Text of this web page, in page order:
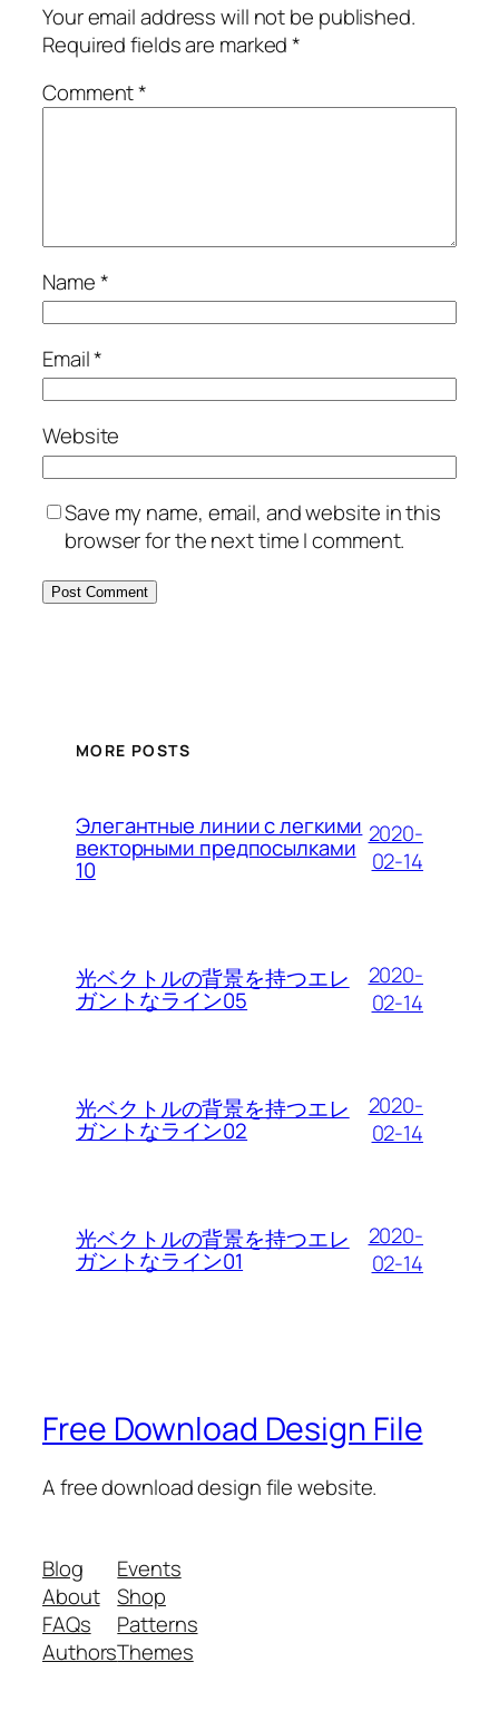
Your email address will not be published.
Required fields are marked*
Comment*
Name*
Email*
Website
Save my name, email, and website in this
browser for the next time I comment.
MORE POSTS
Элегантные линии с легкими
векторными предпосылками
10
2020-
02-14
光ベクトルの背景を持つエレ
ガントなライン05
2020-
02-14
光ベクトルの背景を持つエレ
ガントなライン02
2020-
02-14
光ベクトルの背景を持つエレ
ガントなライン01
2020-
02-14
Free Download Design File
A free download design file website.
Blog
About
FAQs
Authors
Events
Shop
Patterns
Themes